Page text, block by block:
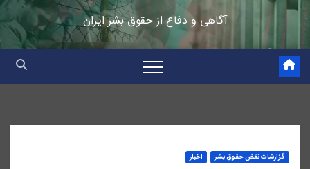
آگاهی و دفاع از حقوق بشر ایران
گزارشات نقض حقوق بشر اخبار